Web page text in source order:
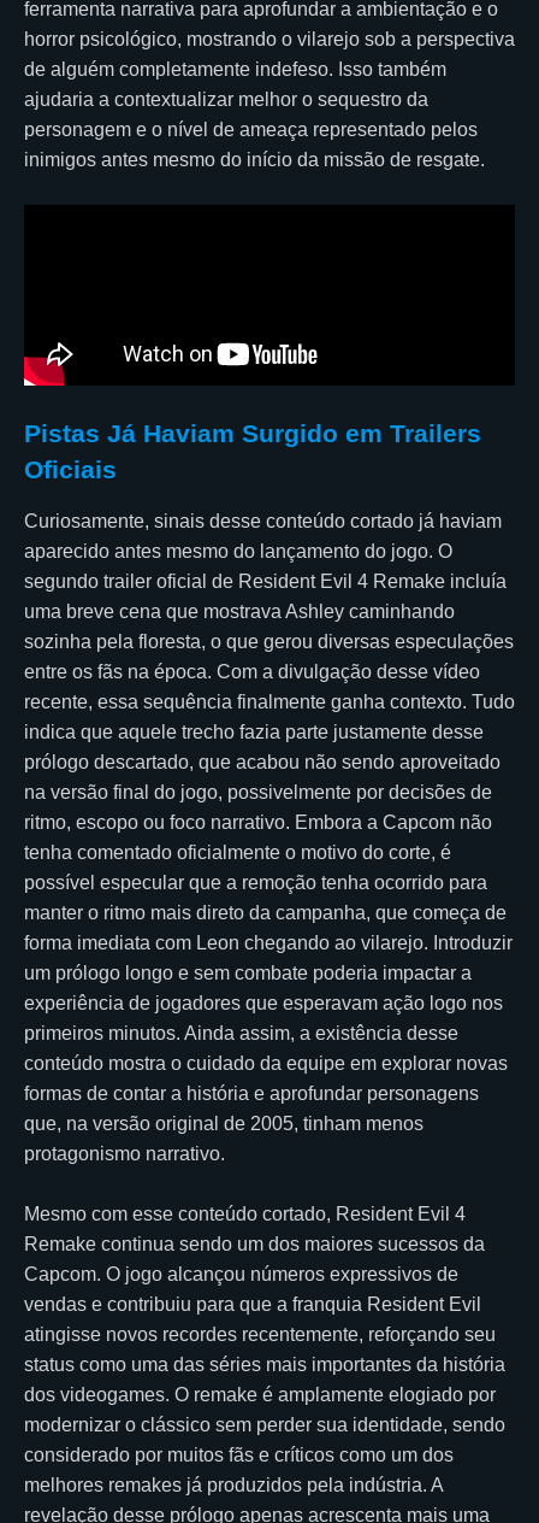
ferramenta narrativa para aprofundar a ambientação e o
horror psicológico, mostrando o vilarejo sob a perspectiva
de alguém completamente indefeso. Isso também
ajudaria a contextualizar melhor o sequestro da
personagem e o nível de ameaça representado pelos
inimigos antes mesmo do início da missão de resgate.
Pistas Já Haviam Surgido em Trailers
Oficiais
Curiosamente, sinais desse conteúdo cortado já haviam
aparecido antes mesmo do lançamento do jogo. O
segundo trailer oficial de Resident Evil 4 Remake incluía
uma breve cena que mostrava Ashley caminhando
sozinha pela floresta, o que gerou diversas especulações
entre os fãs na época. Com a divulgação desse vídeo
recente, essa sequência finalmente ganha contexto. Tudo
indica que aquele trecho fazia parte justamente desse
prólogo descartado, que acabou não sendo aproveitado
na versão final do jogo, possivelmente por decisões de
ritmo, escopo ou foco narrativo. Embora a Capcom não
tenha comentado oficialmente o motivo do corte, é
possível especular que a remoção tenha ocorrido para
manter o ritmo mais direto da campanha, que começa de
forma imediata com Leon chegando ao vilarejo. Introduzir
um prólogo longo e sem combate poderia impactar a
experiência de jogadores que esperavam ação logo nos
primeiros minutos. Ainda assim, a existência desse
conteúdo mostra o cuidado da equipe em explorar novas
formas de contar a história e aprofundar personagens
que, na versão original de 2005, tinham menos
protagonismo narrativo.
Mesmo com esse conteúdo cortado, Resident Evil 4
Remake continua sendo um dos maiores sucessos da
Capcom. O jogo alcançou números expressivos de
vendas e contribuiu para que a franquia Resident Evil
atingisse novos recordes recentemente, reforçando seu
status como uma das séries mais importantes da história
dos videogames. O remake é amplamente elogiado por
modernizar o clássico sem perder sua identidade, sendo
considerado por muitos fãs e críticos como um dos
melhores remakes já produzidos pela indústria. A
revelação desse prólogo apenas acrescenta mais uma